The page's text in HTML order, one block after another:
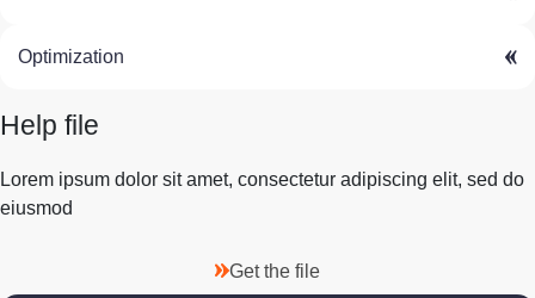
Optimization
Help file
Lorem ipsum dolor sit amet, consectetur adipiscing elit, sed do
eiusmod
Get the file